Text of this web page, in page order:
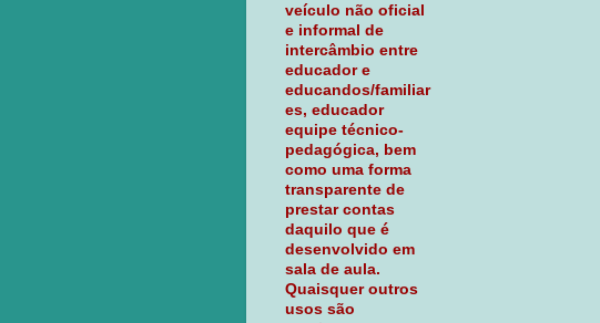
veículo não oficial
e informal de
intercâmbio entre
educador e
educandos/familiar
es, educador
equipe técnico-
pedagógica, bem
como uma forma
transparente de
prestar contas
daquilo que é
desenvolvido em
sala de aula.
Quaisquer outros
usos são